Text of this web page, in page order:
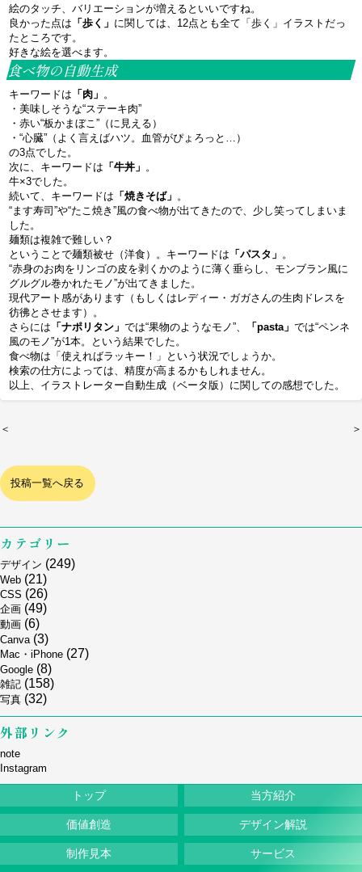
絵のタッチ、バリエーションが増えるといいですね。
良かった点は 「歩く」 に関しては、12点とも全て「歩く」イラストだっ
たところです。
好きな絵を選べます。
食べ物の自動生成
キーワードは 「肉」 。
・美味しそうな“ステーキ肉”
・赤い“板かまぼこ”（に見える）
・“心臓”（よく言えばハツ。血管がぴょろっと…）
の3点でした。
次に、キーワードは 「牛丼」 。
牛×3でした。
続いて、キーワードは 「焼きそば」 。
“ます寿司”や“たこ焼き”風の食べ物が出てきたので、少し笑ってしまいま
した。
麺類は複雑で難しい？
ということで麺類被せ（洋食）。キーワードは 「パスタ」 。
“赤身のお肉をリンゴの皮を剥くかのように薄く垂らし、モンブラン風に
グルグル巻かれたモノ”が出てきました。
現代アート感があります（もしくはレディー・ガガさんの生肉ドレスを
彷彿とさせます）。
さらには 「ナポリタン」では“果物のようなモノ”、 「pasta」では“ペンネ
風のモノ”が1本。という結果でした。
食べ物は「使えればラッキー！」という状況でしょうか。
検索の仕方によっては、精度が高まるかもしれません。
以上、イラストレーター自動生成（ベータ版）に関しての感想でした。
＜ ＞
投稿一覧へ戻る
カテゴリー
デザイン (249)
Web (21)
CSS (26)
企画 (49)
動画 (6)
Canva (3)
Mac・iPhone (27)
Google (8)
雑記 (158)
写真 (32)
外部リンク
note
Instagram
トップ 当方紹介
価値創造 デザイン解説
制作見本 サービス